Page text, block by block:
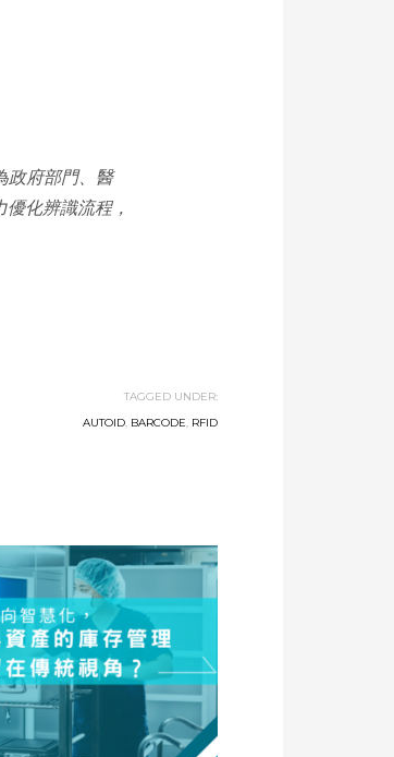
政府部門、醫
化辨識流程，
TAGGED UNDER:
AUTOID, BARCODE, RFID